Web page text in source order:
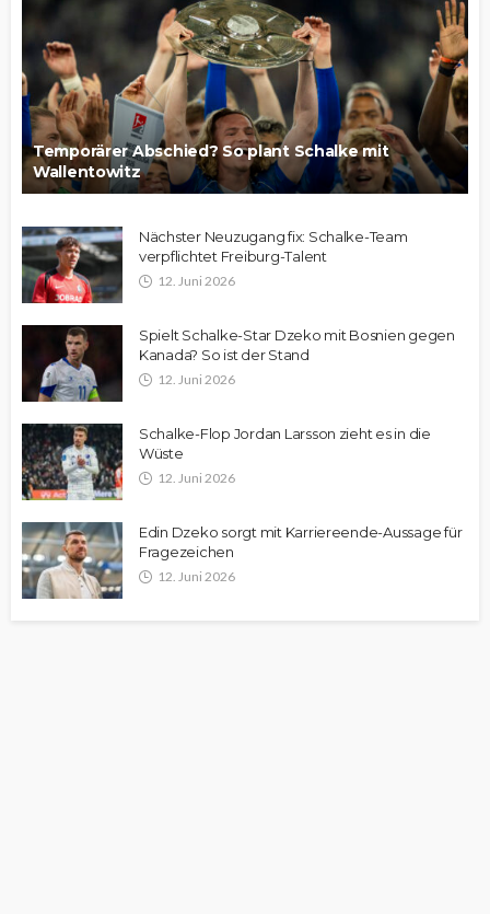
Temporärer Abschied? So plant Schalke mit
Wallentowitz
Nächster Neuzugang fix: Schalke-Team
verpflichtet Freiburg-Talent
12. Juni 2026
Spielt Schalke-Star Dzeko mit Bosnien gegen
Kanada? So ist der Stand
12. Juni 2026
Schalke-Flop Jordan Larsson zieht es in die
Wüste
12. Juni 2026
Edin Dzeko sorgt mit Karriereende-Aussage für
Fragezeichen
12. Juni 2026